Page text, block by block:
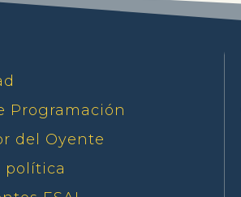
Programación
del Oyente
política